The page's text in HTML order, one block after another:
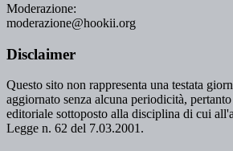
Moderazione:
moderazione@hookii.org
Disclaimer
Questo sito non rappresenta una testata
aggiornato senza alcuna periodicità,
editoriale sottoposto alla disciplina di cui
Legge n. 62 del 7.03.2001.